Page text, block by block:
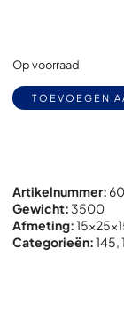
Op voorraad
TOEVOEGEN
Artikelnummer:
Gewicht: 3500
Afmeting:15x25x
Categorieën:145,